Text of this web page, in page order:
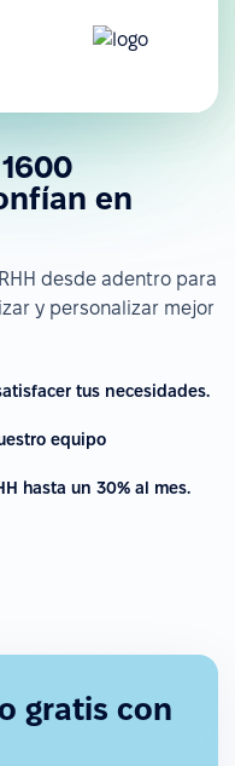
en
desde adentro para
y personalizar mejor
tus necesidades.
equipo
hasta un 30% al mes.
gratis con